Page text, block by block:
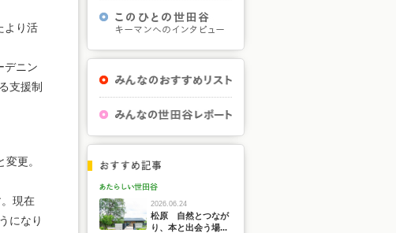
より活
デニン
支援制
更。
現在
になり
2026.06.24
松原 自然とつなが
り、本と出会う場...